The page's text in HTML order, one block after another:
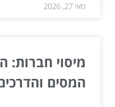
מאי 27, 2026
מיסוי
המסים